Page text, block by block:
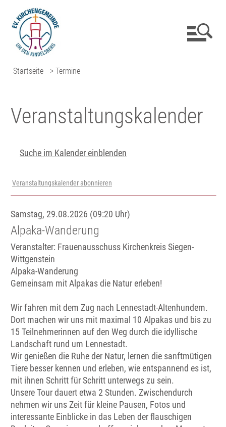
Startseite > Termine
Veranstaltungs­kalender
Suche im Kalender einblenden
Veranstaltungskalender abonnieren
Samstag, 29.08.2026 (09:20 Uhr)
Alpaka-Wanderung
Veranstalter: Frauenausschuss Kirchenkreis Siegen-
Wittgenstein
Alpaka-Wanderung
Gemeinsam mit Alpakas die Natur erleben!
Wir fahren mit dem Zug nach Lennestadt-Altenhundem.
Dort machen wir uns mit maximal 10 Alpakas und bis zu
15 Teilnehmerinnen auf den Weg durch die idyllische
Landschaft rund um Lennestadt.
Wir genießen die Ruhe der Natur, lernen die sanftmütigen
Tiere besser kennen und erleben, wie entspannend es ist,
mit ihnen Schritt für Schritt unterwegs zu sein.
Unsere Tour dauert etwa 2 Stunden. Zwischendurch
nehmen wir uns Zeit für kleine Pausen, Fotos und
interessante Einblicke in das Leben der flauschigen